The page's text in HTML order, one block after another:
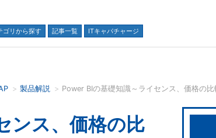
ゴリから探す 記事一覧 ITキャパチャージ
並び順：
製品解説 Power BIの基礎知識～ライセンス、価格の
ンス、価格の比